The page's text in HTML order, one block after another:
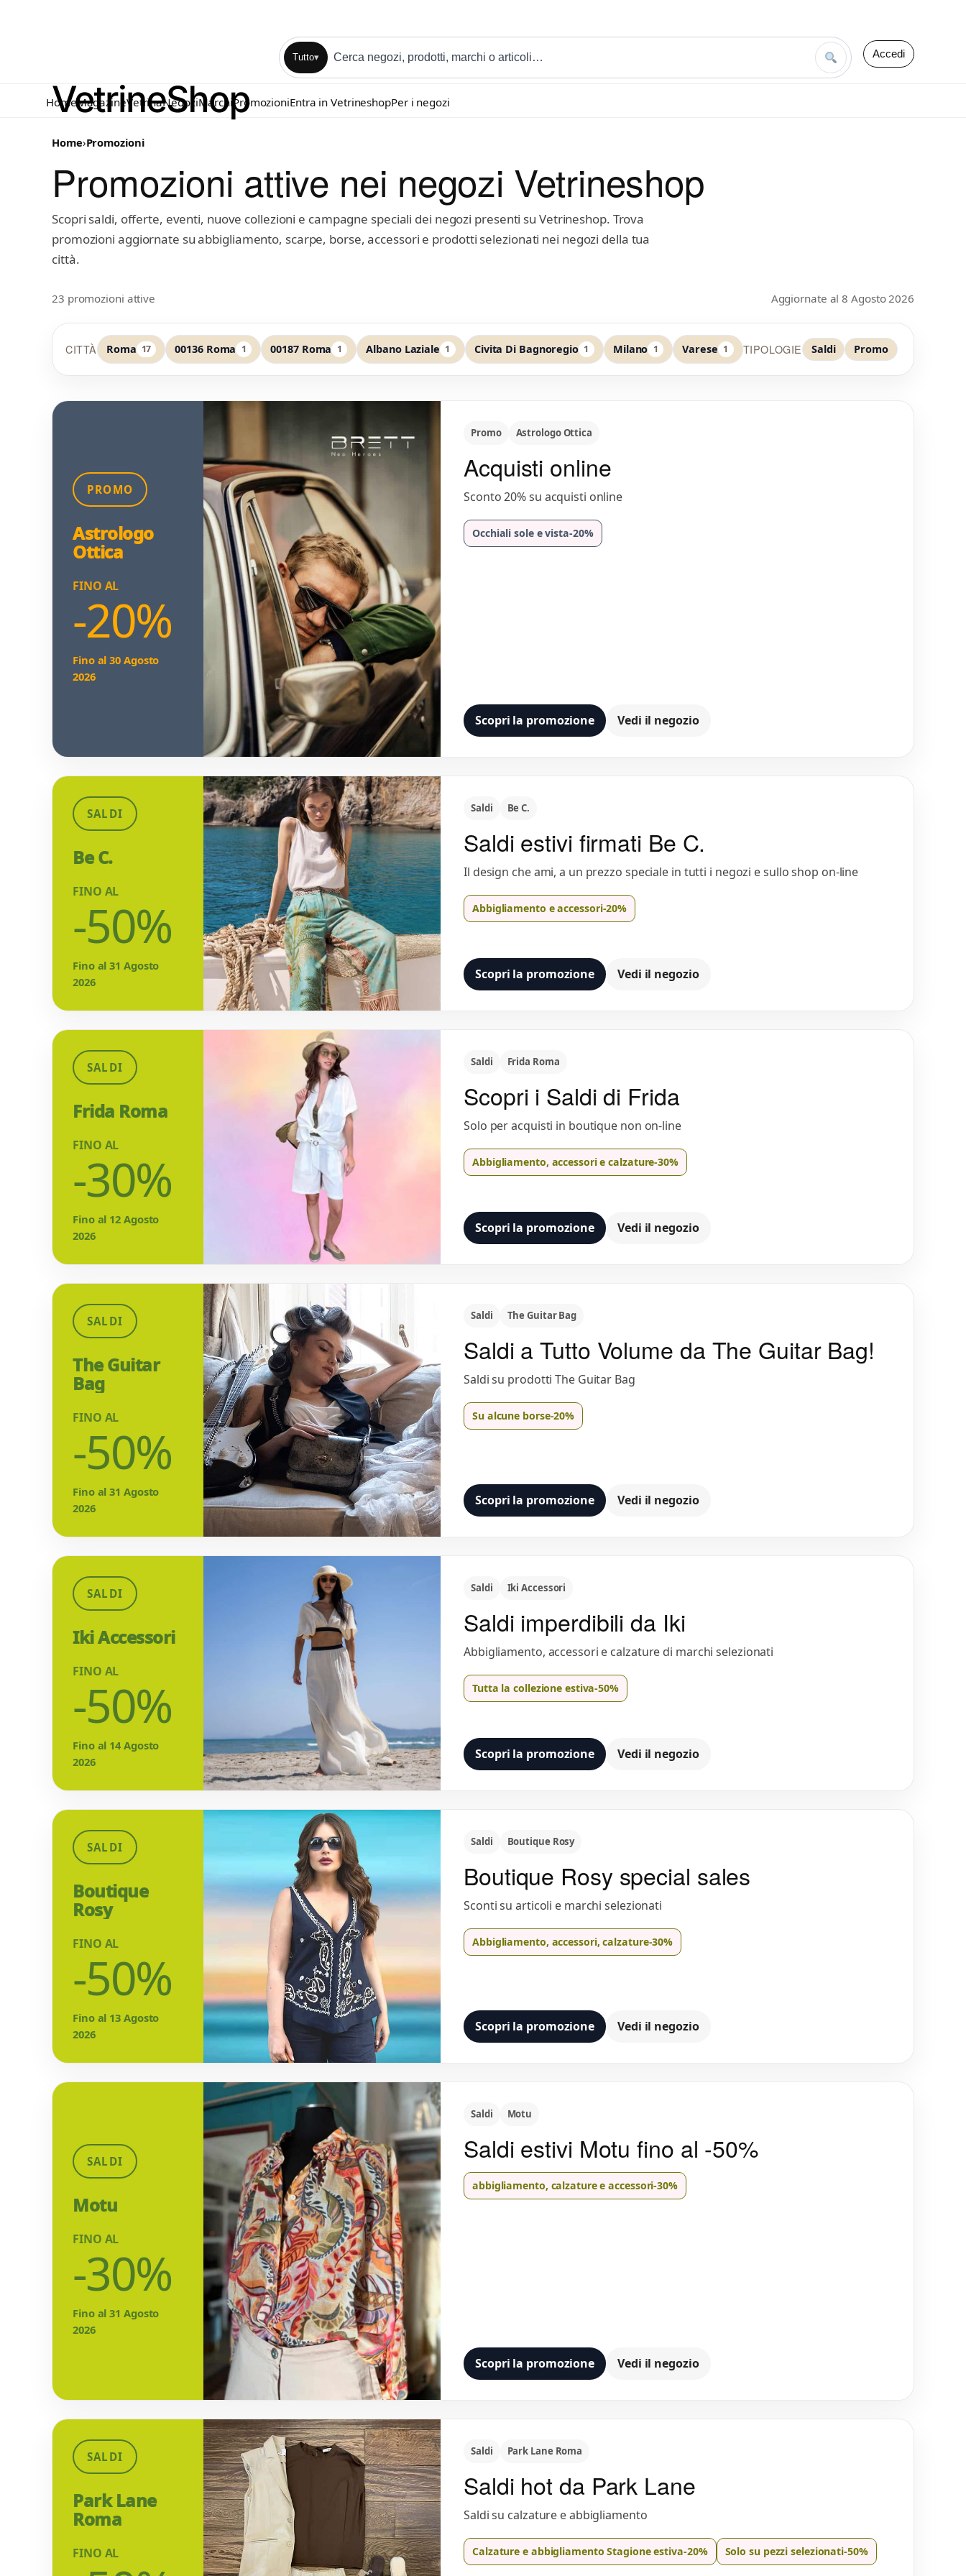
Tutto▾ Accedi
HomeMagazineVetrinaNegoziMarchi PromozioniEntra in VetrineshopPer i negozi
Home›Promozioni
Promozioni attive nei negozi Vetrineshop
Scopri saldi, offerte, eventi, nuove collezioni e campagne speciali dei negozi presenti su Vetrineshop. Trova
promozioni aggiornate su abbigliamento, scarpe, borse, accessori e prodotti selezionati nei negozi della tua
città.
23 promozioni attive Aggiornate al 8 Agosto 2026
CITTÀ Roma 17 00136 Roma 1 00187 Roma 1 Albano Laziale 1 Civita Di Bagnoregio 1 Milano 1 Varese 1 TIPOLOGIE Saldi Promo
PROMO
Astrologo
Ottica
FINO AL
-20%
Fino al 30 Agosto
2026
Promo Astrologo Ottica
Acquisti online
Sconto 20% su acquisti online
Occhiali sole e vista-20%
Scopri la promozione Vedi il negozio
SALDI
Be C.
FINO AL
-50%
Fino al 31 Agosto
2026
Saldi Be C.
Saldi estivi firmati Be C.
Il design che ami, a un prezzo speciale in tutti i negozi e sullo shop on-line
Abbigliamento e accessori-20%
Scopri la promozione Vedi il negozio
SALDI
Frida Roma
FINO AL
-30%
Fino al 12 Agosto
2026
Saldi Frida Roma
Scopri i Saldi di Frida
Solo per acquisti in boutique non on-line
Abbigliamento, accessori e calzature-30%
Scopri la promozione Vedi il negozio
SALDI
The Guitar
Bag
FINO AL
-50%
Fino al 31 Agosto
2026
Saldi The Guitar Bag
Saldi a Tutto Volume da The Guitar Bag!
Saldi su prodotti The Guitar Bag
Su alcune borse-20%
Scopri la promozione Vedi il negozio
SALDI
Iki Accessori
FINO AL
-50%
Fino al 14 Agosto
2026
Saldi Iki Accessori
Saldi imperdibili da Iki
Abbigliamento, accessori e calzature di marchi selezionati
Tutta la collezione estiva-50%
Scopri la promozione Vedi il negozio
SALDI
Boutique
Rosy
FINO AL
-50%
Fino al 13 Agosto
2026
Saldi Boutique Rosy
Boutique Rosy special sales
Sconti su articoli e marchi selezionati
Abbigliamento, accessori, calzature-30%
Scopri la promozione Vedi il negozio
SALDI
Motu
FINO AL
-30%
Fino al 31 Agosto
2026
Saldi Motu
Saldi estivi Motu fino al -50%
abbigliamento, calzature e accessori-30%
Scopri la promozione Vedi il negozio
SALDI
Park Lane
Roma
FINO AL
Saldi Park Lane Roma
Saldi hot da Park Lane
Saldi su calzature e abbigliamento
Calzature e abbigliamento Stagione estiva-20% Solo su pezzi selezionati-50%